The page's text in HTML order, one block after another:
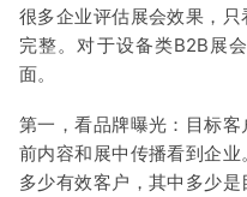
很多企业评估展会效果，
完整。对于设备类B2B展
面。
第一，看品牌曝光：目标
前内容和展中传播看到企
多少有效客户，其中多少